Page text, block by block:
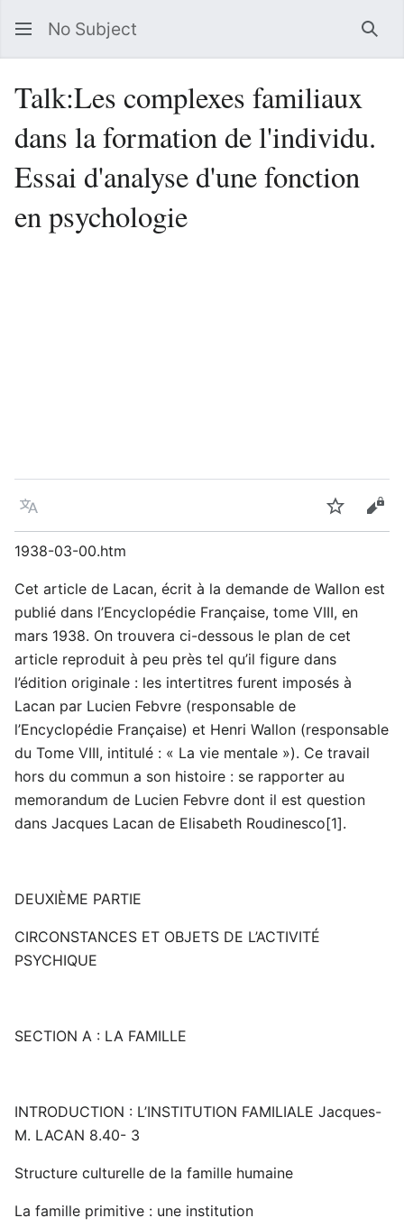
No Subject
Talk:Les complexes familiaux
dans la formation de l'individu.
Essai d'analyse d'une fonction
en psychologie
Language Watch
1938-03-00.htm
Cet article de Lacan, écrit à la demande de Wallon est
publié dans l’Encyclopédie Française, tome VIII, en
mars 1938. On trouvera ci-dessous le plan de cet
article reproduit à peu près tel qu’il figure dans
l’édition originale : les intertitres furent imposés à
Lacan par Lucien Febvre (responsable de
l’Encyclopédie Française) et Henri Wallon (responsable
du Tome VIII, intitulé : « La vie mentale »). Ce travail
hors du commun a son histoire : se rapporter au
memorandum de Lucien Febvre dont il est question
dans Jacques Lacan de Elisabeth Roudinesco[1].
DEUXIÈME PARTIE
CIRCONSTANCES ET OBJETS DE L’ACTIVITÉ
PSYCHIQUE
SECTION A : LA FAMILLE
INTRODUCTION : L’INSTITUTION FAMILIALE Jacques-
M. LACAN 8.40- 3
Structure culturelle de la famille humaine
La famille primitive : une institution